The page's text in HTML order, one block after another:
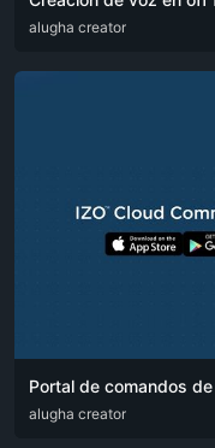
ARA CAT DEU
alugha creator
Portal de comandos
ARA ENG FRA
alugha creator